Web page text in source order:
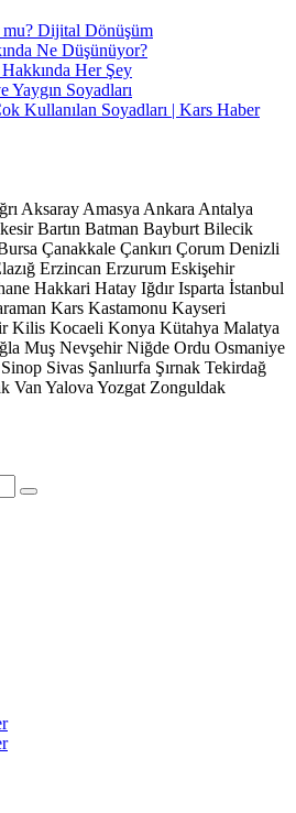
Dijital Dönüşüm
Ne Düşünüyor?
Her Şey
Yaygın Soyadları
Kullanılan Soyadları | Kars Haber
Aksaray Amasya Ankara Antalya
Bartın Batman Bayburt Bilecik
Çanakkale Çankırı Çorum Denizli
Erzincan Erzurum Eskişehir
Hakkari Hatay Iğdır Isparta İstanbul
Kars Kastamonu Kayseri
Kilis Kocaeli Konya Kütahya Malatya
Muş Nevşehir Niğde Ordu Osmaniye
Sinop Sivas Şanlıurfa Şırnak Tekirdağ
Van Yalova Yozgat Zonguldak